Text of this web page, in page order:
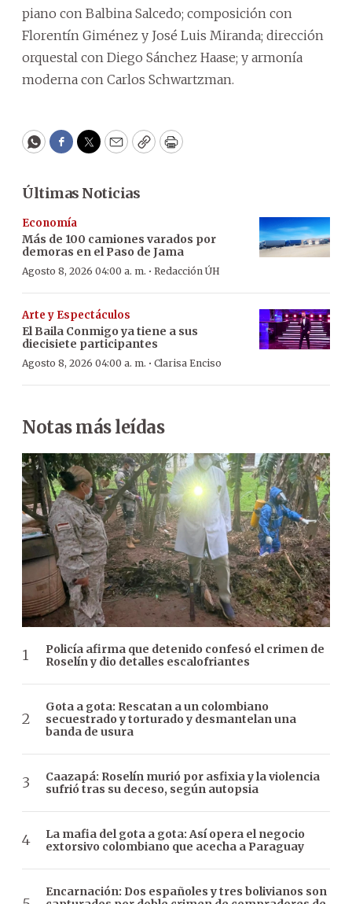
piano con Balbina Salcedo; composición con
Florentín Giménez y José Luis Miranda; dirección
orquestal con Diego Sánchez Haase; y armonía
moderna con Carlos Schwartzman.
WhatsApp
Facebook
Twitter
EmailCopyPrint
Últimas Noticias
Economía
Más de 100 camiones varados por
demoras en el Paso de Jama
Agosto 8, 2026 04:00 a. m. · Redacción ÚH
Arte y Espectáculos
El Baila Conmigo ya tiene a sus
diecisiete participantes
Agosto 8, 2026 04:00 a. m. · Clarisa Enciso
Notas más leídas
Policía afirma que detenido confesó el crimen de
Roselín y dio detalles escalofriantes
Gota a gota: Rescatan a un colombiano
secuestrado y torturado y desmantelan una
banda de usura
Caazapá: Roselín murió por asfixia y la violencia
sufrió tras su deceso, según autopsia
La mafia del gota a gota: Así opera el negocio
extorsivo colombiano que acecha a Paraguay
Encarnación: Dos españoles y tres bolivianos son